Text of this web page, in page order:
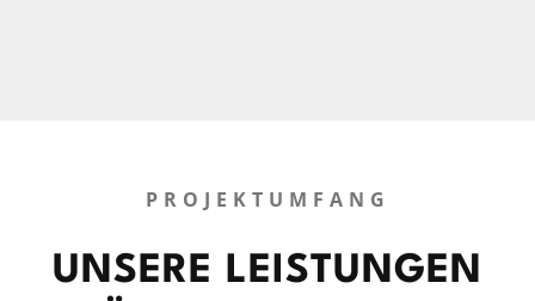
PROJEKTUMFANG
UNSERE LEIS­TUN­GEN